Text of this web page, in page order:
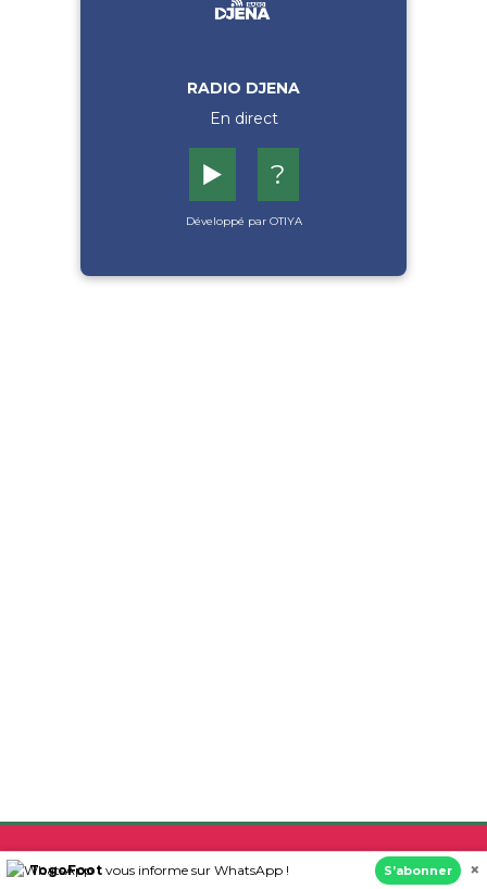
RADIO DJENA
En direct
▶️ ?
Développé par OTIYA
TogoFoot vous informe sur WhatsApp ! S’abonner ×